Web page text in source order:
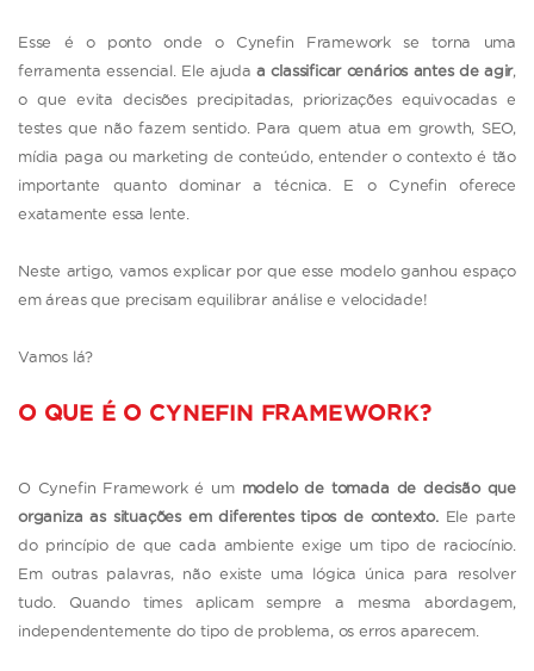
Esse é o ponto onde o Cynefin Framework se torna uma
ferramenta essencial. Ele ajuda a classificar cenários antes de agir,
o que evita decisões precipitadas, priorizações equivocadas e
testes que não fazem sentido. Para quem atua em growth, SEO,
mídia paga ou marketing de conteúdo, entender o contexto é tão
importante quanto dominar a técnica. E o Cynefin oferece
exatamente essa lente.
Neste artigo, vamos explicar por que esse modelo ganhou espaço
em áreas que precisam equilibrar análise e velocidade!
Vamos lá?
O QUE É O CYNEFIN FRAMEWORK?
O Cynefin Framework é um modelo de tomada de decisão que
organiza as situações em diferentes tipos de contexto.Ele parte
do princípio de que cada ambiente exige um tipo de raciocínio.
Em outras palavras, não existe uma lógica única para resolver
tudo. Quando times aplicam sempre a mesma abordagem,
independentemente do tipo de problema, os erros aparecem.